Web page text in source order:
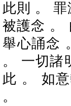
此則 。
被護念 。
舉心誦念
。 一切諸
此 。 如
。